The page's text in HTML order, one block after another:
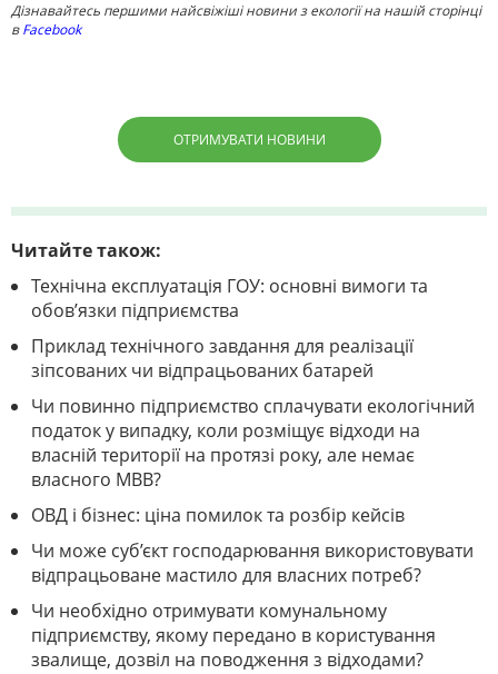
Дізнавайтесь першими найсвіжіші новини з екології на нашій сторінці
вFacebook
ОТРИМУВАТИ НОВИНИ
Читайте також:
Технічна експлуатація ГОУ: основні вимоги та
обов’язки підприємства
Приклад технічного завдання для реалізації
зіпсованих чи відпрацьованих батарей
Чи повинно підприємство сплачувати екологічний
податок у випадку, коли розміщує відходи на
власній території на протязі року, але немає
власного МВВ?
ОВД і бізнес: ціна помилок та розбір кейсів
Чи може суб’єкт господарювання використовувати
відпрацьоване мастило для власних потреб?
Чи необхідно отримувати комунальному
підприємству, якому передано в користування
звалище, дозвіл на поводження з відходами?